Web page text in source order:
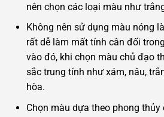
nên chọn các loại màu như
Không nên sử dụng màu nóng
rất dễ làm mất tính cân đối
vào đó, khi chọn màu chủ đạo
sắc trung tính như xám, nâu,
hòa.
Chọn màu dựa theo phong